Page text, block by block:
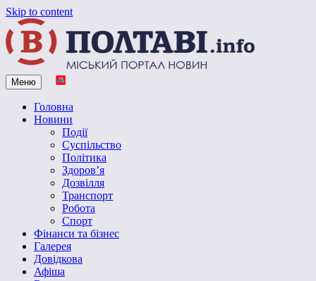
Skip to content
Vpoltave.info
Полтавський портал новин
Меню
Головна
Новини
Події
Суспільство
Політика
Здоров’я
Дозвілля
Транспорт
Робота
Спорт
Фінанси та бізнес
Галерея
Довідкова
Афіша